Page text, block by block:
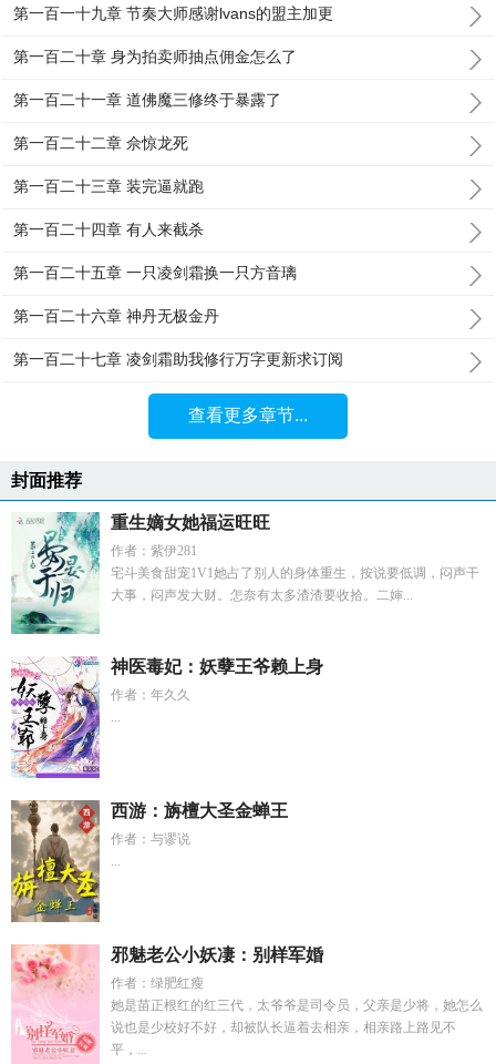
第一百一十九章 节奏大师感谢lvans的盟主加更
第一百二十章 身为拍卖师抽点佣金怎么了
第一百二十一章 道佛魔三修终于暴露了
第一百二十二章 佘惊龙死
第一百二十三章 装完逼就跑
第一百二十四章 有人来截杀
第一百二十五章 一只凌剑霜换一只方音璃
第一百二十六章 神丹无极金丹
第一百二十七章 凌剑霜助我修行万字更新求订阅
查看更多章节...
封面推荐
重生嫡女她福运旺旺
作者：紫伊281
宅斗美食甜宠1V1她占了别人的身体重生，按说要低调，闷声干
大事，闷声发大财。怎奈有太多渣渣要收拾。二婶...
神医毒妃：妖孽王爷赖上身
作者：年久久
...
西游：旃檀大圣金蝉王
作者：与谬说
...
邪魅老公小妖凄：别样军婚
作者：绿肥红瘦
她是苗正根红的红三代，太爷爷是司令员，父亲是少将，她怎么
说也是少校好不好，却被队长逼着去相亲，相亲路上路见不
平，...